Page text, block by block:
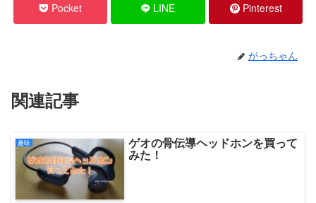
Pocket LINE Pinterest
がっちゃん
関連記事
趣味 ゲオの骨伝導ヘッドホンを買って
みた！